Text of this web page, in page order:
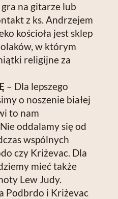
na gitarze lub
z ks. Andrzejem
kościoła jest sklep
w którym
religijne za
– Dla lepszego
o noszenie białej
to nam
oddalamy się od
wspólnych
czy Kriżevac. Dla
mieć także
Lew Judy.
Podbrdo i Kriżevac